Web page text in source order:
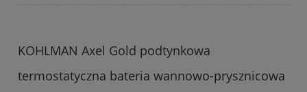
KOHLMAN Axel Gold podtynkowa
termostatyczna bateria wannowo-prysznicowa